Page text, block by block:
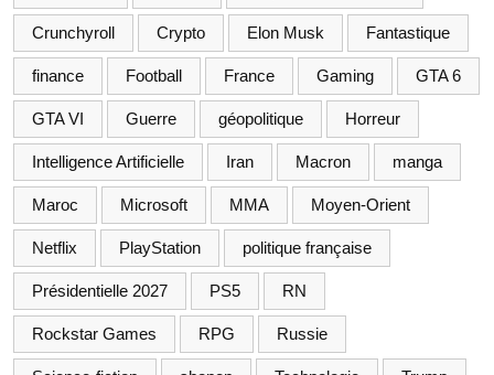
Crunchyroll Crypto Elon Musk Fantastique
finance Football France Gaming GTA 6
GTA VI Guerre géopolitique Horreur
Intelligence Artificielle Iran Macron manga
Maroc Microsoft MMA Moyen-Orient
Netflix PlayStation politique française
Présidentielle 2027 PS5 RN
Rockstar Games RPG Russie